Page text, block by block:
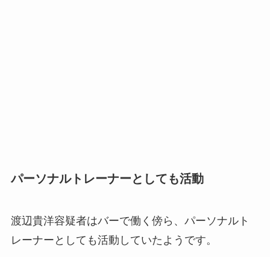
パーソナルトレーナーとしても活動
渡辺貴洋容疑者はバーで働く傍ら、パーソナルト
レーナーとしても活動していたようです。